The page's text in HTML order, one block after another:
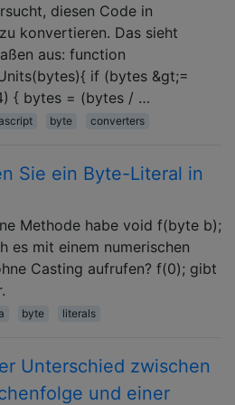
diesen Code in
konvertieren. Das sieht
aus: function
if (bytes &gt;=
{ bytes = (bytes / …
byte converters
Sie ein Byte-Literal in
Methode habe void f(byte b);
es mit einem numerischen
Casting aufrufen? f(0); gibt
byte literals
Unterschied zwischen
und einer